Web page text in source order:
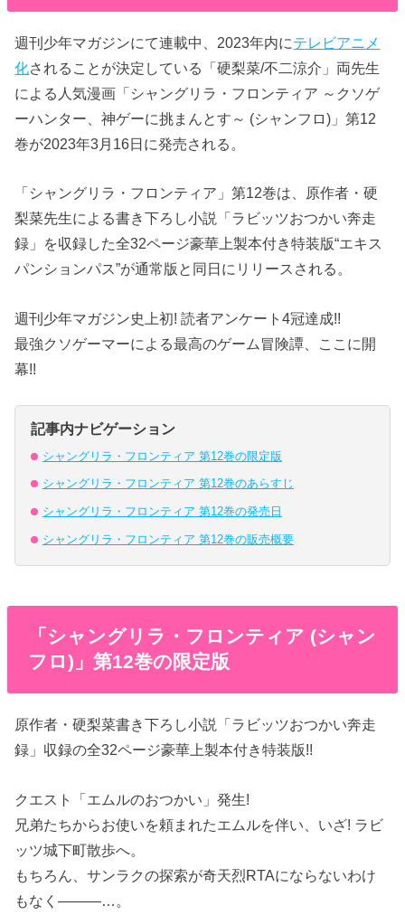
週刊少年マガジンにて連載中、2023年内にテレビアニメ
化されることが決定している「硬梨菜/不二涼介」両先生
による人気漫画「シャングリラ・フロンティア ～クソゲ
ーハンター、神ゲーに挑まんとす～ (シャンフロ)」第12
巻が2023年3月16日に発売される。
「シャングリラ・フロンティア」第12巻は、原作者・硬
梨菜先生による書き下ろし小説「ラビッツおつかい奔走
録」を収録した全32ページ豪華上製本付き特装版“エキス
パンションパス”が通常版と同日にリリースされる。
週刊少年マガジン史上初! 読者アンケート4冠達成!!
最強クソゲーマーによる最高のゲーム冒険譚、ここに開
幕!!
記事内ナビゲーション
シャングリラ・フロンティア 第12巻の限定版
シャングリラ・フロンティア 第12巻のあらすじ
シャングリラ・フロンティア 第12巻の発売日
シャングリラ・フロンティア 第12巻の販売概要
「シャングリラ・フロンティア (シャン
フロ)」第12巻の限定版
原作者・硬梨菜書き下ろし小説「ラビッツおつかい奔走
録」収録の全32ページ豪華上製本付き特装版!!
クエスト「エムルのおつかい」発生!
兄弟たちからお使いを頼まれたエムルを伴い、いざ! ラビ
ッツ城下町散歩へ。
もちろん、サンラクの探索が奇天烈RTAにならないわけ
もなく―――…。